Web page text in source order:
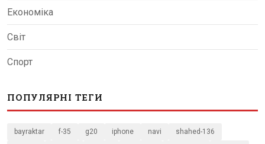
Економіка
Світ
Спорт
ПОПУЛЯРНІ ТЕГИ
bayraktar f-35 g20 iphone navi shahed-136